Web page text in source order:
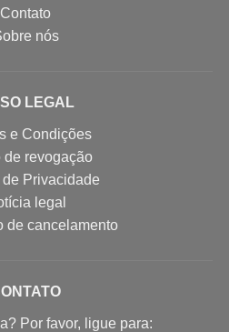
Contato
nós
LEGAL
e Condições
de revogação
de Privacidade
legal
de cancelamento
Por favor, ligue para: